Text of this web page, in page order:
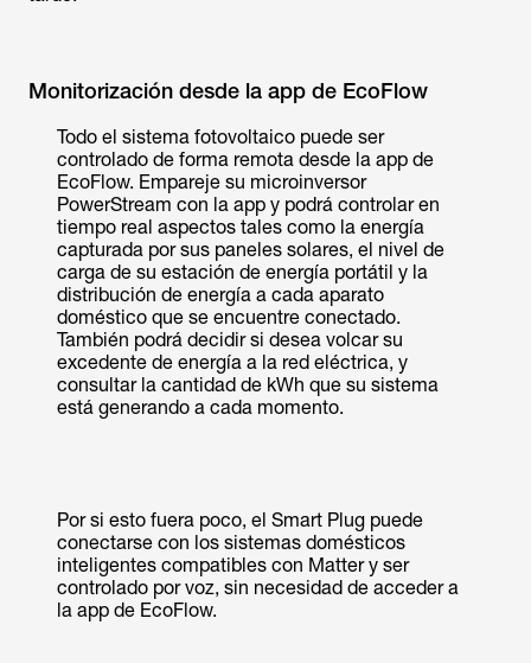
Monitorización desde la app de EcoFlow
Todo el sistema fotovoltaico puede ser
controlado de forma remota desde la app de
EcoFlow. Empareje su microinversor
PowerStream con la app y podrá controlar en
tiempo real aspectos tales como la energía
capturada por sus paneles solares, el nivel de
carga de su estación de energía portátil y la
distribución de energía a cada aparato
doméstico que se encuentre conectado.
También podrá decidir si desea volcar su
excedente de energía a la red eléctrica, y
consultar la cantidad de kWh que su sistema
está generando a cada momento.
Por si esto fuera poco, el Smart Plug puede
conectarse con los sistemas domésticos
inteligentes compatibles con Matter y ser
controlado por voz, sin necesidad de acceder a
la app de EcoFlow.